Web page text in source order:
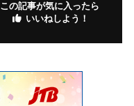
この記事が気に入ったら
いいねしよう！